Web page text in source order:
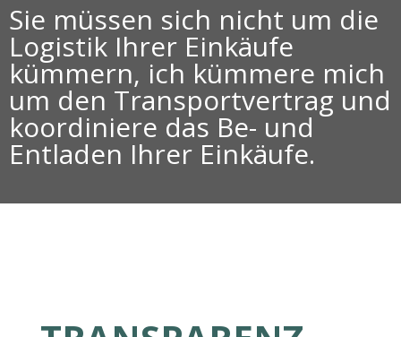
Sie müssen sich nicht um die
Logistik Ihrer Einkäufe
kümmern, ich kümmere mich
um den Transportvertrag und
koordiniere das Be- und
Entladen Ihrer Einkäufe.